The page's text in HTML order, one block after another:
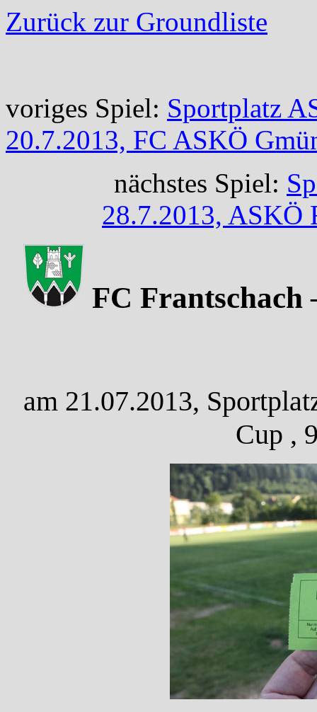
Zurück zur Groundliste
voriges Spiel: Sportplatz
20.7.2013, FC ASKÖ
nächstes Spiel:
28.7.2013, ASKÖ
FC Frantschach
am 21.07.2013,
Cup ,